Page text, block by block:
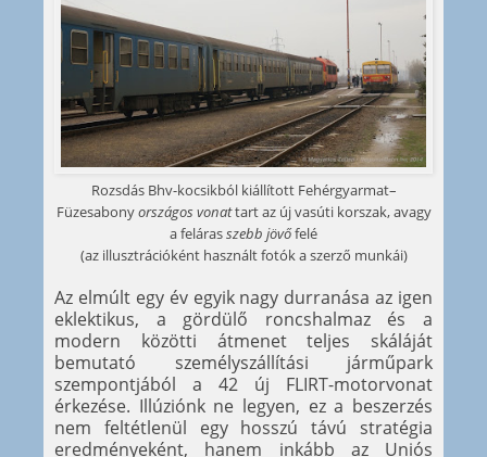
Rozsdás Bhv-kocsikból kiállított Fehérgyarmat–
Füzesabonyországos vonattart az új vasúti korszak, avagy
a felárasszebb jövőfelé
(az illusztrációként használt fotók a szerző munkái)
Az elmúlt egy év egyik nagy durranása az igen
eklektikus, a gördülő roncshalmaz és a
modern közötti átmenet teljes skáláját
bemutató személyszállítási járműpark
szempontjából a 42 új FLIRT-motorvonat
érkezése. Illúziónk ne legyen, ez a beszerzés
nem feltétlenül egy hosszú távú stratégia
eredményeként, hanem inkább az Uniós